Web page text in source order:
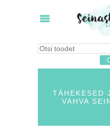
TÄHEKESED
VAHVA